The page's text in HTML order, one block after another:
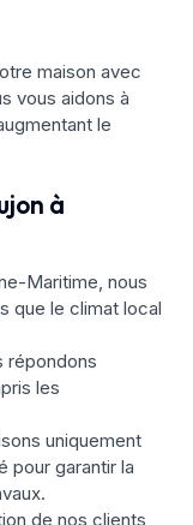
maison avec
vous aidons à
le
à
Maritime, nous
que le climat local
répondons
les
uniquement
pour garantir la
de nos clients